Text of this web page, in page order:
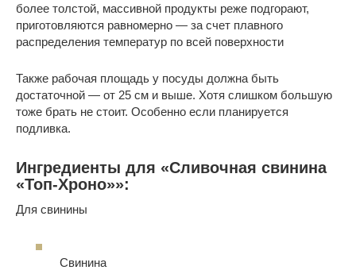
более толстой, массивной продукты реже подгорают,
приготовляются равномерно — за счет плавного
распределения температур по всей поверхности
Также рабочая площадь у посуды должна быть
достаточной — от 25 см и выше. Хотя слишком большую
тоже брать не стоит. Особенно если планируется
подливка.
Ингредиенты для «Сливочная свинина
«Топ-Хроно»»:
Для свинины
Свинина